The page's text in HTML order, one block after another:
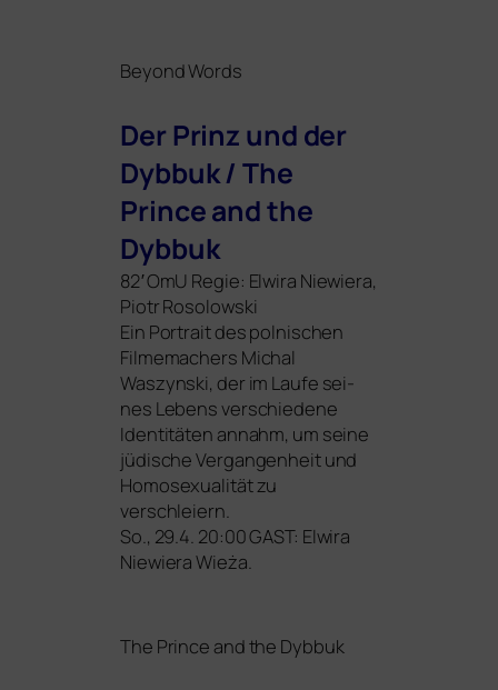
Beyond Words
Der Prinz und der
Dybbuk / The
Prince and the
Dybbuk
82′ OmU Regie: Elwira Niewiera,
Piotr Rosolowski
Ein Portrait des pol­ni­schen
Filmemachers Michal
Waszynski, der im Laufe sei­
nes Lebens ver­schie­de­ne
Identitäten annahm, um sei­ne
jüdi­sche Vergangenheit und
Homosexualität zu
verschleiern.
So., 29.4. 20:00GAST: Elwira
Niewiera Wieża.
The Prince and the Dybbuk